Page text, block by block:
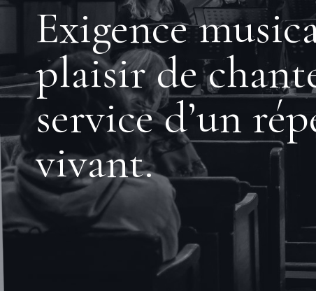
Exigence
plaisir de
service d’un
vivant.